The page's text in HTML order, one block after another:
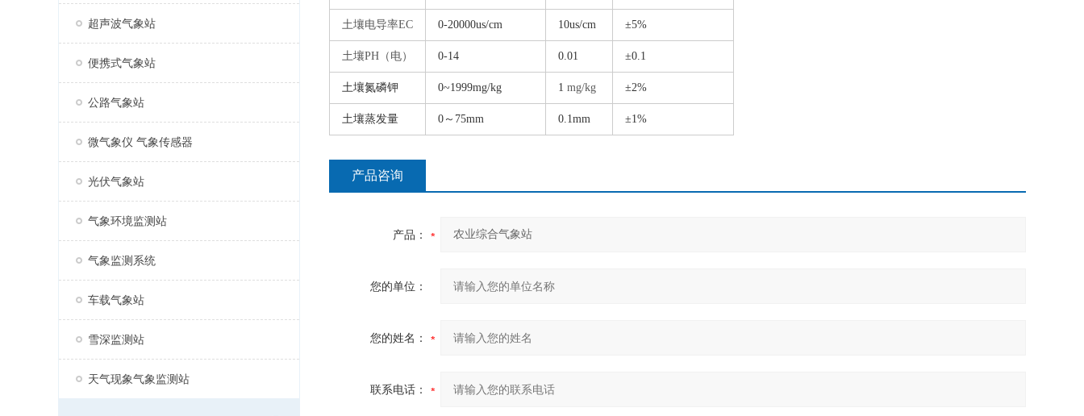
超声波气象站
便携式气象站
公路气象站
微气象仪 气象传感器
光伏气象站
气象环境监测站
气象监测系统
车载气象站
雪深监测站
天气现象气象监测站
土壤电导率EC 0-20000us/cm 10us/cm ±5%
土壤PH（电） 0-14 0.01 ±0.1
土壤氮磷钾 0~1999mg/kg 1 mg/kg ±2%
土壤蒸发量 0～75mm 0.1mm ±1%
产品咨询
产品：
您的单位：
您的姓名：
联系电话：